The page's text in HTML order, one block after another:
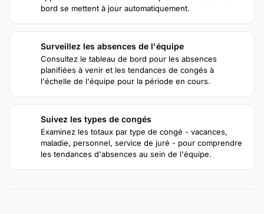
bord se mettent à jour automatiquement.
Surveillez les absences de l'équipe
Consultez le tableau de bord pour les absences
planifiées à venir et les tendances de congés à
l'échelle de l'équipe pour la période en cours.
Suivez les types de congés
Examinez les totaux par type de congé - vacances,
maladie, personnel, service de juré - pour comprendre
les tendances d'absences au sein de l'équipe.